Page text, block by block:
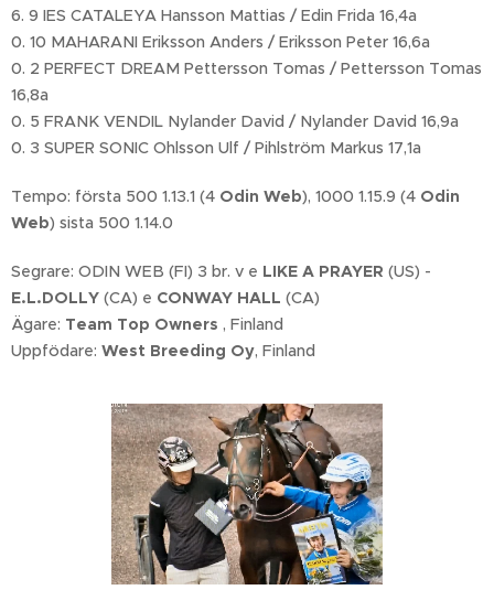
6. 9 IES CATALEYA Hansson Mattias / Edin Frida 16,4a
0. 10 MAHARANI Eriksson Anders / Eriksson Peter 16,6a
0. 2 PERFECT DREAM Pettersson Tomas / Pettersson Tomas
16,8a
0. 5 FRANK VENDIL Nylander David / Nylander David 16,9a
0. 3 SUPER SONIC Ohlsson Ulf / Pihlström Markus 17,1a
Tempo: första 500 1.13.1 (4 Odin Web), 1000 1.15.9 (4 Odin
Web) sista 500 1.14.0
Segrare: ODIN WEB (FI) 3 br. v e LIKE A PRAYER (US) -
E.L.DOLLY (CA) e CONWAY HALL (CA)
Ägare: Team Top Owners , Finland
Uppfödare: West Breeding Oy, Finland